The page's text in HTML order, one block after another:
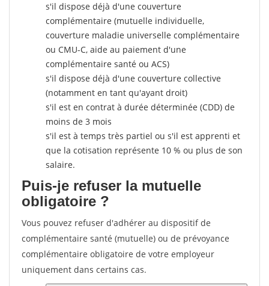
s'il dispose déjà d'une couverture
complémentaire (mutuelle individuelle,
couverture maladie universelle complémentaire
ou CMU-C, aide au paiement d'une
complémentaire santé ou ACS)
s'il dispose déjà d'une couverture collective
(notamment en tant qu'ayant droit)
s'il est en contrat à durée déterminée (CDD) de
moins de 3 mois
s'il est à temps très partiel ou s'il est apprenti et
que la cotisation représente 10 % ou plus de son
salaire.
Puis-je refuser la mutuelle
obligatoire ?
Vous pouvez refuser d'adhérer au dispositif de
complémentaire santé (mutuelle) ou de prévoyance
complémentaire obligatoire de votre employeur
uniquement dans certains cas.